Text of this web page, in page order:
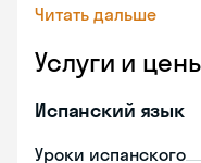
Читать дальше
Услуги и
Испанский язык
Уроки испанского